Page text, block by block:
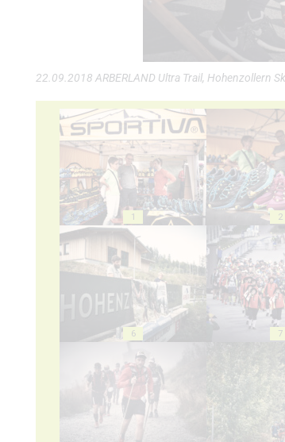
22.09.2018 ARBERLAND Ultra Trail, Hohenzollern
1 2
6 7